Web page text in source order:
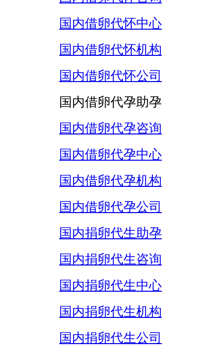
国内借卵代怀中心
国内借卵代怀机构
国内借卵代怀公司
国内借卵代孕助孕
国内借卵代孕咨询
国内借卵代孕中心
国内借卵代孕机构
国内借卵代孕公司
国内捐卵代生助孕
国内捐卵代生咨询
国内捐卵代生中心
国内捐卵代生机构
国内捐卵代生公司